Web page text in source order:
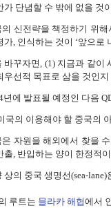
가 단념할 수 밖에 없을 것
의 신전략을 책정하기 위
가, 인식하는 것이 ‘앞으로
바꾸자면, (1) 지금과 같이
우선적 목표로 삼을 것인
년에 발표될 예정인 다음
국의 이용해야 할 중국의
은 자원을 해외에서 찾을
출, 반입하는 양이 한정적
상의 중국 생명선(sea-lane)
루트는 믈라카 해협에서